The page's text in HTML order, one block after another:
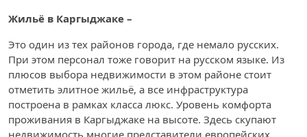
Жильё в Каргыджаке –
Это один из тех районов города, где немало русских.
При этом персонал тоже говорит на русском языке. Из
плюсов выбора недвижимости в этом районе стоит
отметить элитное жильё, а все инфраструктура
построена в рамках класса люкс. Уровень комфорта
проживания в Каргыджаке на высоте. Здесь скупают
недвижимость многие представители европейских